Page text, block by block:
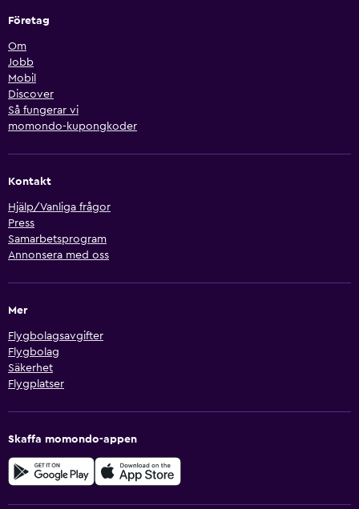
Företag
Om
Jobb
Mobil
Discover
Så fungerar vi
momondo-kupongkoder
Kontakt
Hjälp/Vanliga frågor
Press
Samarbetsprogram
Annonsera med oss
Mer
Flygbolagsavgifter
Flygbolag
Säkerhet
Flygplatser
Skaffa momondo-appen